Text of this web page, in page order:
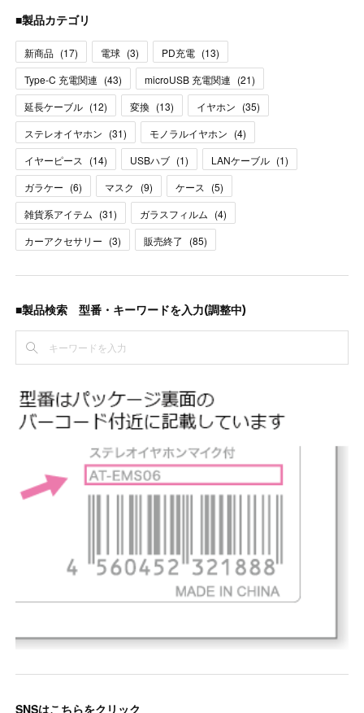
■製品カテゴリ
新商品 (17) 電球 (3) PD充電 (13)
Type-C 充電関連 (43) microUSB 充電関連 (21)
延長ケーブル (12) 変換 (13) イヤホン (35)
ステレオイヤホン (31) モノラルイヤホン (4)
イヤーピース
(14) USBハブ (1) LANケーブル (1)
ガラケー (6) マスク (9) ケース (5)
雑貨系アイテム (31) ガラスフィルム (4)
カーアクセサリー (3) 販売終了 (85)
■製品検索 型番・キーワードを入力(調整中)
SNSはこちらをクリック